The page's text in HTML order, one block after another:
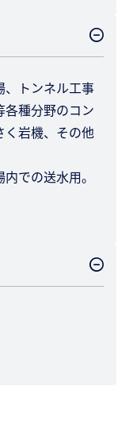
、トンネル工事
種分野のコン
く岩機、その他
での送水用。